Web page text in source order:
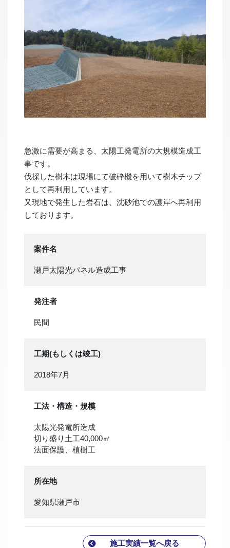
急激に需要が高まる、太陽工発電所の大規模造成工
事です。
伐採した樹木は現場にて破砕機を用いて樹木チップ
として再利用しています。
又現地で発生した岩石は、沈砂池での護岸へ再利用
しております。
案件名
瀬戸太陽光パネル造成工事
発注者
民間
工期(もしくは竣工)
2018年7月
工法・構造・規模
太陽光発電所造成
切り盛り土工40,000㎥
法面保護、植樹工
所在地
愛知県瀬戸市
施工実績一覧へ戻る